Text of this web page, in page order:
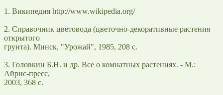
1. Википедия http://www.wikipedia.org/
2. Справочник цветовода (цветочно-декоративные растения
открытого
грунта). Минск, "Урожай", 1985, 208 с.
3. Головкин Б.Н. и др. Все о комнатных растениях. - М.:
Айрис-пресс,
2003, 368 с.